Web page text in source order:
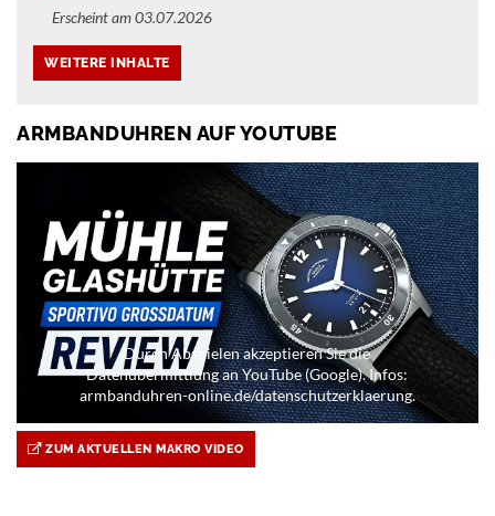
Erscheint am 03.07.2026
ARMBANDUHREN AUF YOUTUBE
Durch Abspielen akzeptieren Sie die
Datenübermittlung an YouTube (Google). Infos:
armbanduhren-online.de/datenschutzerklaerung.
ZUM AKTUELLEN MAKRO VIDEO